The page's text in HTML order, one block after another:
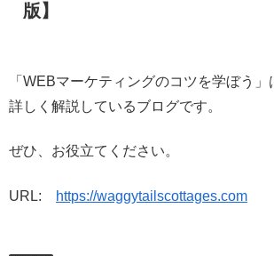
版】
「WEBマーケティングのコツを学ぼう
詳しく解説しているブログです。
ぜひ、お役立てください。
URL: https://waggytailscottages.com